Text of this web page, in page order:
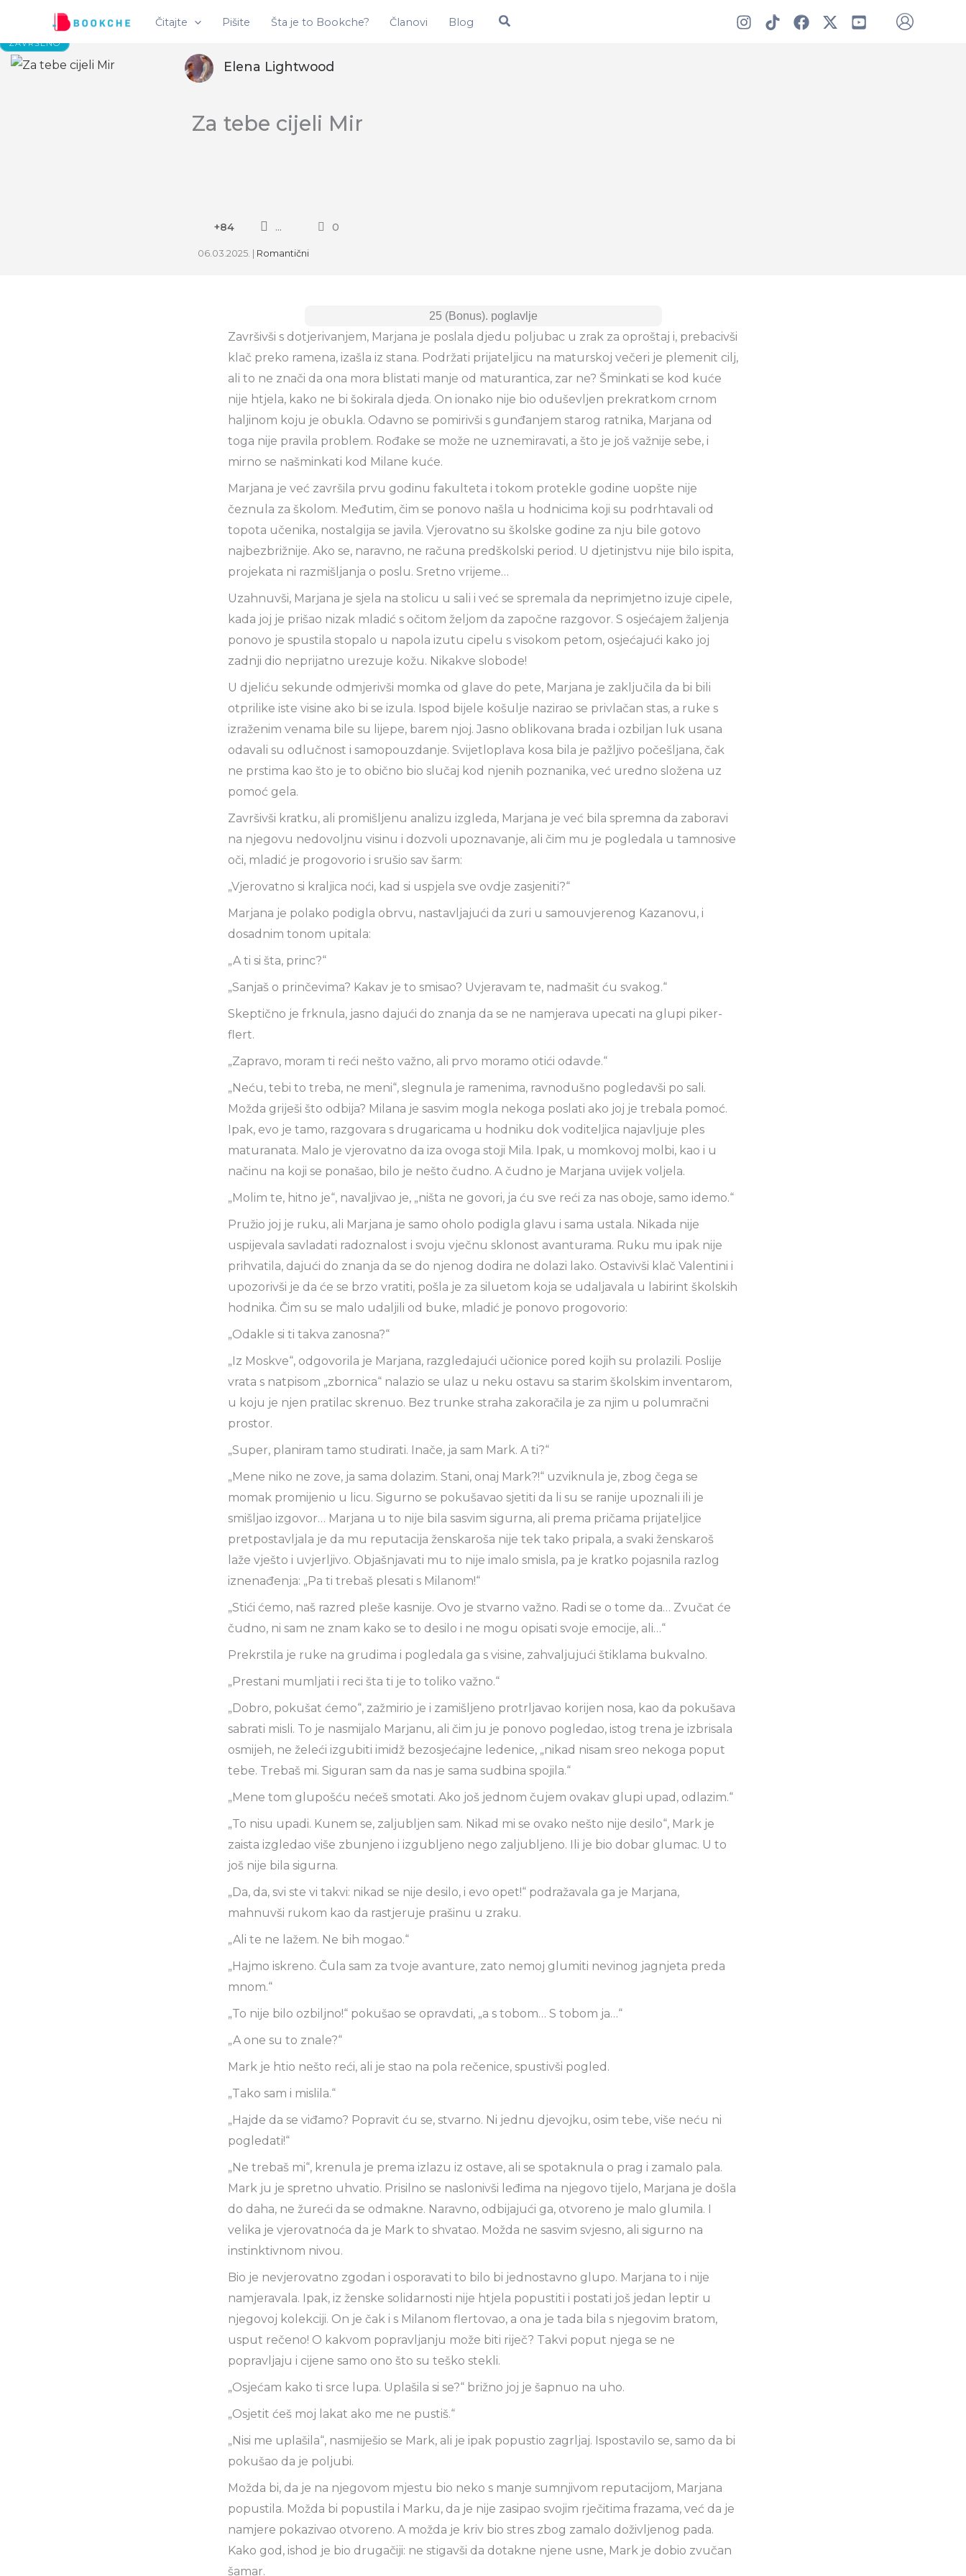
sadržaj
Čitajte Pišite Šta je to Bookche? Članovi Blog Pretraga
ZAVRŠENO
Elena Lightwood
Za tebe cijeli Mir
+84 ... 0
06.03.2025. Romantični
25 (Bonus). poglavlje
Završivši s dotjerivanjem, Marjana je poslala djedu poljubac u zrak za oproštaj i, prebacivši
klač preko ramena, izašla iz stana. Podržati prijateljicu na maturskoj večeri je plemenit cilj,
ali to ne znači da ona mora blistati manje od maturantica, zar ne? Šminkati se kod kuće
nije htjela, kako ne bi šokirala djeda. On ionako nije bio oduševljen prekratkom crnom
haljinom koju je obukla. Odavno se pomirivši s gunđanjem starog ratnika, Marjana od
toga nije pravila problem. Rođake se može ne uznemiravati, a što je još važnije sebe, i
mirno se našminkati kod Milane kuće.
Marjana je već završila prvu godinu fakulteta i tokom protekle godine uopšte nije
čeznula za školom. Međutim, čim se ponovo našla u hodnicima koji su podrhtavali od
topota učenika, nostalgija se javila. Vjerovatno su školske godine za nju bile gotovo
najbezbrižnije. Ako se, naravno, ne računa predškolski period. U djetinjstvu nije bilo ispita,
projekata ni razmišljanja o poslu. Sretno vrijeme…
Uzahnuvši, Marjana je sjela na stolicu u sali i već se spremala da neprimjetno izuje cipele,
kada joj je prišao nizak mladić s očitom željom da započne razgovor. S osjećajem žaljenja
ponovo je spustila stopalo u napola izutu cipelu s visokom petom, osjećajući kako joj
zadnji dio neprijatno urezuje kožu. Nikakve slobode!
U djeliću sekunde odmjerivši momka od glave do pete, Marjana je zaključila da bi bili
otprilike iste visine ako bi se izula. Ispod bijele košulje nazirao se privlačan stas, a ruke s
izraženim venama bile su lijepe, barem njoj. Jasno oblikovana brada i ozbiljan luk usana
odavali su odlučnost i samopouzdanje. Svijetloplava kosa bila je pažljivo počešljana, čak
ne prstima kao što je to obično bio slučaj kod njenih poznanika, već uredno složena uz
pomoć gela.
Završivši kratku, ali promišljenu analizu izgleda, Marjana je već bila spremna da zaboravi
na njegovu nedovoljnu visinu i dozvoli upoznavanje, ali čim mu je pogledala u tamnosive
oči, mladić je progovorio i srušio sav šarm:
„Vjerovatno si kraljica noći, kad si uspjela sve ovdje zasjeniti?“
Marjana je polako podigla obrvu, nastavljajući da zuri u samouvjerenog Kazanovu, i
dosadnim tonom upitala:
„A ti si šta, princ?“
„Sanjaš o prinčevima? Kakav je to smisao? Uvjeravam te, nadmašit ću svakog.“
Skeptično je frknula, jasno dajući do znanja da se ne namjerava upecati na glupi piker-
flert.
„Zapravo, moram ti reći nešto važno, ali prvo moramo otići odavde.“
„Neću, tebi to treba, ne meni“, slegnula je ramenima, ravnodušno pogledavši po sali.
Možda griješi što odbija? Milana je sasvim mogla nekoga poslati ako joj je trebala pomoć.
Ipak, evo je tamo, razgovara s drugaricama u hodniku dok voditeljica najavljuje ples
maturanata. Malo je vjerovatno da iza ovoga stoji Mila. Ipak, u momkovoj molbi, kao i u
načinu na koji se ponašao, bilo je nešto čudno. A čudno je Marjana uvijek voljela.
„Molim te, hitno je“, navaljivao je, „ništa ne govori, ja ću sve reći za nas oboje, samo idemo.“
Pružio joj je ruku, ali Marjana je samo oholo podigla glavu i sama ustala. Nikada nije
uspijevala savladati radoznalost i svoju vječnu sklonost avanturama. Ruku mu ipak nije
prihvatila, dajući do znanja da se do njenog dodira ne dolazi lako. Ostavivši klač Valentini i
upozorivši je da će se brzo vratiti, pošla je za siluetom koja se udaljavala u labirint školskih
hodnika. Čim su se malo udaljili od buke, mladić je ponovo progovorio:
„Odakle si ti takva zanosna?“
„Iz Moskve“, odgovorila je Marjana, razgledajući učionice pored kojih su prolazili. Poslije
vrata s natpisom „zbornica“ nalazio se ulaz u neku ostavu sa starim školskim inventarom,
u koju je njen pratilac skrenuo. Bez trunke straha zakoračila je za njim u polumračni
prostor.
„Super, planiram tamo studirati. Inače, ja sam Mark. A ti?“
„Mene niko ne zove, ja sama dolazim. Stani, onaj Mark?!“ uzviknula je, zbog čega se
momak promijenio u licu. Sigurno se pokušavao sjetiti da li su se ranije upoznali ili je
smišljao izgovor… Marjana u to nije bila sasvim sigurna, ali prema pričama prijateljice
pretpostavljala je da mu reputacija ženskaroša nije tek tako pripala, a svaki ženskaroš
laže vješto i uvjerljivo. Objašnjavati mu to nije imalo smisla, pa je kratko pojasnila razlog
iznenađenja: „Pa ti trebaš plesati s Milanom!“
„Stići ćemo, naš razred pleše kasnije. Ovo je stvarno važno. Radi se o tome da… Zvučat će
čudno, ni sam ne znam kako se to desilo i ne mogu opisati svoje emocije, ali…“
Prekrstila je ruke na grudima i pogledala ga s visine, zahvaljujući štiklama bukvalno.
„Prestani mumljati i reci šta ti je to toliko važno.“
„Dobro, pokušat ćemo“, zažmirio je i zamišljeno protrljavao korijen nosa, kao da pokušava
sabrati misli. To je nasmijalo Marjanu, ali čim ju je ponovo pogledao, istog trena je izbrisala
osmijeh, ne želeći izgubiti imidž bezosjećajne ledenice, „nikad nisam sreo nekoga poput
tebe. Trebaš mi. Siguran sam da nas je sama sudbina spojila.“
„Mene tom glupošću nećeš smotati. Ako još jednom čujem ovakav glupi upad, odlazim.“
„To nisu upadi. Kunem se, zaljubljen sam. Nikad mi se ovako nešto nije desilo“, Mark je
zaista izgledao više zbunjeno i izgubljeno nego zaljubljeno. Ili je bio dobar glumac. U to
još nije bila sigurna.
„Da, da, svi ste vi takvi: nikad se nije desilo, i evo opet!“ podražavala ga je Marjana,
mahnuvši rukom kao da rastjeruje prašinu u zraku.
„Ali te ne lažem. Ne bih mogao.“
„Hajmo iskreno. Čula sam za tvoje avanture, zato nemoj glumiti nevinog jagnjeta preda
mnom.“
„To nije bilo ozbiljno!“ pokušao se opravdati, „a s tobom… S tobom ja…“
„A one su to znale?“
Mark je htio nešto reći, ali je stao na pola rečenice, spustivši pogled.
„Tako sam i mislila.“
„Hajde da se viđamo? Popravit ću se, stvarno. Ni jednu djevojku, osim tebe, više neću ni
pogledati!“
„Ne trebaš mi“, krenula je prema izlazu iz ostave, ali se spotaknula o prag i zamalo pala.
Mark ju je spretno uhvatio. Prisilno se naslonivši leđima na njegovo tijelo, Marjana je došla
do daha, ne žureći da se odmakne. Naravno, odbijajući ga, otvoreno je malo glumila. I
velika je vjerovatnoća da je Mark to shvatao. Možda ne sasvim svjesno, ali sigurno na
instinktivnom nivou.
Bio je nevjerovatno zgodan i osporavati to bilo bi jednostavno glupo. Marjana to i nije
namjeravala. Ipak, iz ženske solidarnosti nije htjela popustiti i postati još jedan leptir u
njegovoj kolekciji. On je čak i s Milanom flertovao, a ona je tada bila s njegovim bratom,
usput rečeno! O kakvom popravljanju može biti riječ? Takvi poput njega se ne
popravljaju i cijene samo ono što su teško stekli.
„Osjećam kako ti srce lupa. Uplašila si se?“ brižno joj je šapnuo na uho.
„Osjetit ćeš moj lakat ako me ne pustiš.“
„Nisi me uplašila“, nasmiješio se Mark, ali je ipak popustio zagrljaj. Ispostavilo se, samo da bi
pokušao da je poljubi.
Možda bi, da je na njegovom mjestu bio neko s manje sumnjivom reputacijom, Marjana
popustila. Možda bi popustila i Marku, da je nije zasipao svojim rječitima frazama, već da je
namjere pokazivao otvoreno. A možda je kriv bio stres zbog zamalo doživljenog pada.
Kako god, ishod je bio drugačiji: ne stigavši da dotakne njene usne, Mark je dobio zvučan
šamar.